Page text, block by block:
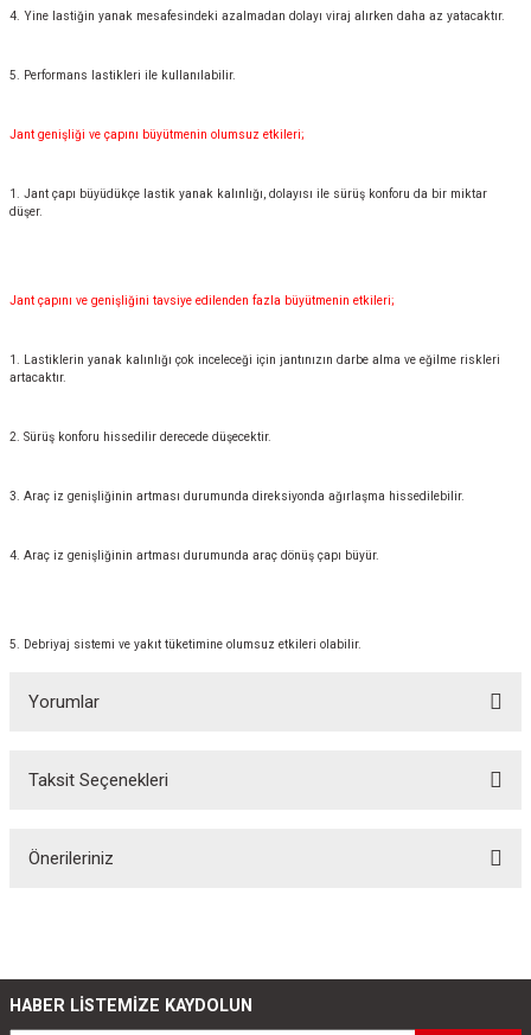
4. Yine lastiğin yanak mesafesindeki azalmadan dolayı viraj alırken daha az yatacaktır.
5. Performans lastikleri ile kullanılabilir.
Jant genişliği ve çapını büyütmenin olumsuz etkileri;
1. Jant çapı büyüdükçe lastik yanak kalınlığı, dolayısı ile sürüş konforu da bir miktar
düşer.
Jant çapını ve genişliğini tavsiye edilenden fazla büyütmenin etkileri;
1. Lastiklerin yanak kalınlığı çok inceleceği için jantınızın darbe alma ve eğilme riskleri
artacaktır.
2. Sürüş konforu hissedilir derecede düşecektir.
3. Araç iz genişliğinin artması durumunda direksiyonda ağırlaşma hissedilebilir.
4. Araç iz genişliğinin artması durumunda araç dönüş çapı büyür.
5. Debriyaj sistemi ve yakıt tüketimine olumsuz etkileri olabilir.
Yorumlar
Bu ürüne ilk yorumu siz yapın!
Taksit Seçenekleri
Önerileriniz
Görüş ve önerileriniz için teşekkür ederiz.
HABER LİSTEMİZE KAYDOLUN